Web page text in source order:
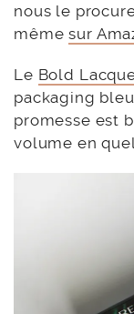
nous le
mêmesur
Le Bold
packaging
promesse est
volume en